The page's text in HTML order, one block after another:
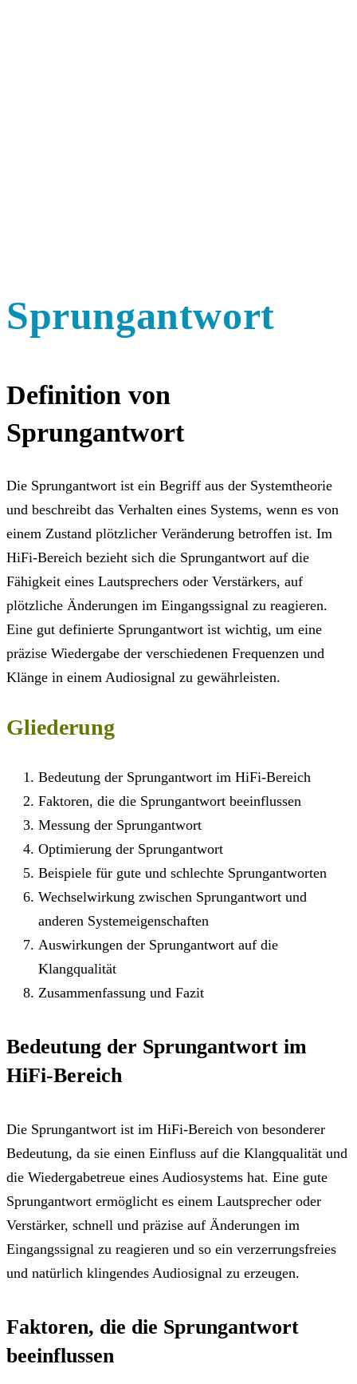
Sprungantwort
Definition von
Sprungantwort
Die Sprungantwort ist ein Begriff aus der Systemtheorie
und beschreibt das Verhalten eines Systems, wenn es von
einem Zustand plötzlicher Veränderung betroffen ist. Im
HiFi-Bereich bezieht sich die Sprungantwort auf die
Fähigkeit eines Lautsprechers oder Verstärkers, auf
plötzliche Änderungen im Eingangssignal zu reagieren.
Eine gut definierte Sprungantwort ist wichtig, um eine
präzise Wiedergabe der verschiedenen Frequenzen und
Klänge in einem Audiosignal zu gewährleisten.
Gliederung
Bedeutung der Sprungantwort im HiFi-Bereich
Faktoren, die die Sprungantwort beeinflussen
Messung der Sprungantwort
Optimierung der Sprungantwort
Beispiele für gute und schlechte Sprungantworten
Wechselwirkung zwischen Sprungantwort und
anderen Systemeigenschaften
Auswirkungen der Sprungantwort auf die
Klangqualität
Zusammenfassung und Fazit
Bedeutung der Sprungantwort im
HiFi-Bereich
Die Sprungantwort ist im HiFi-Bereich von besonderer
Bedeutung, da sie einen Einfluss auf die Klangqualität und
die Wiedergabetreue eines Audiosystems hat. Eine gute
Sprungantwort ermöglicht es einem Lautsprecher oder
Verstärker, schnell und präzise auf Änderungen im
Eingangssignal zu reagieren und so ein verzerrungsfreies
und natürlich klingendes Audiosignal zu erzeugen.
Faktoren, die die Sprungantwort
beeinflussen